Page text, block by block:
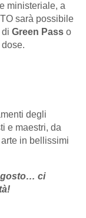
ministeriale, a
sarà possibile
di Green Pass o
degli
e maestri, da
in bellissimi
ci